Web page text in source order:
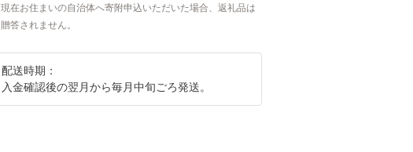
現在お住まいの自治体へ寄附申込いただいた場合、返礼品は
贈答されません。
配送時期：
入金確認後の翌月から毎月中旬ごろ発送。